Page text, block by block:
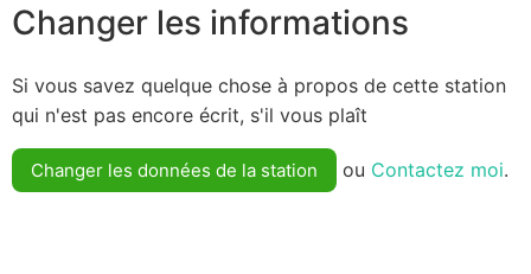
Changer les informations
Si vous savez quelque chose à propos de cette station
qui n'est pas encore écrit, s'il vous plaît
Changer les données de la station ou Contactez moi.